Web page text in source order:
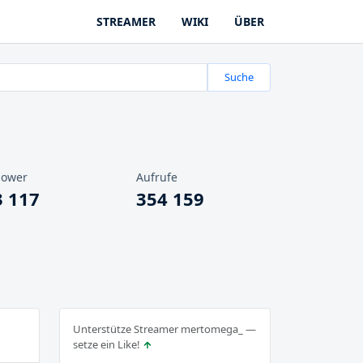
STREAMER WIKI ÜBER
Suche
117
Aufrufe
354 159
Unterstütze Streamer mertomega_ —
setze ein Like!